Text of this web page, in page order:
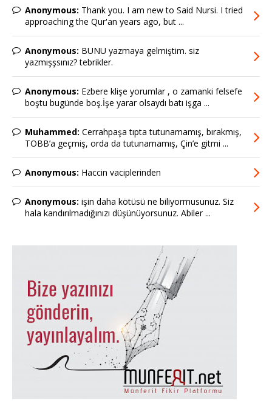
Anonymous: Thank you. I am new to Said Nursi. I tried
approaching the Qur'an years ago, but ...
Anonymous: BUNU yazmaya gelmiştim. siz
yazmışşsınız? tebrikler.
Anonymous: Ezbere klişe yorumlar , o zamanki felsefe
boştu bugünde boş.İşe yarar olsaydı batı işga ...
Muhammed: Cerrahpaşa tıpta tutunamamış, bırakmış,
TOBB’a geçmiş, orda da tutunamamış, Çin’e gitmi ...
Anonymous: Haccin vaciplerinden
Anonymous: işin daha kötüsü ne biliyormusunuz. Siz
hala kandırılmadığınızı düşünüyorsunuz. Abiler ...